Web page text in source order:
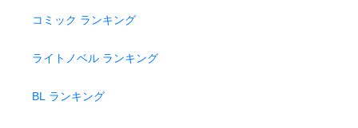
コミック ランキング
ライトノベル ランキング
BL ランキング